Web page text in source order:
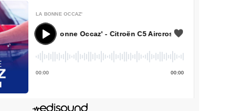
LA BONNE OCCAZ'
La Bonne Occaz' - Citroën C5 Aircross
00:00 00:00